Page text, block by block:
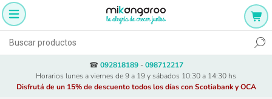
☎ 092818189- 098712217
Horarios lunes a viernes de 9 a 19 y sábados 10:30 a 14:30 hs
Disfrutá de un 15% de descuento todos los días con Scotiabank y OCA